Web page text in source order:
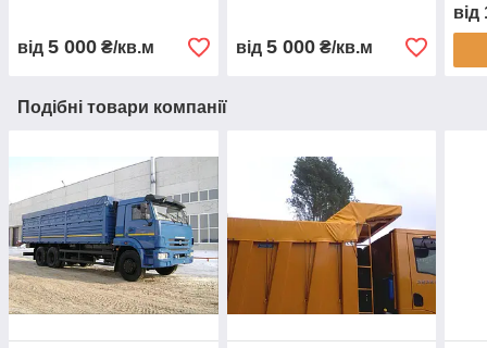
будівництво
від 5 000 ₴/кв.м
овочесховище
від 5 000₴/кв.м
від
Подібні товари компанії